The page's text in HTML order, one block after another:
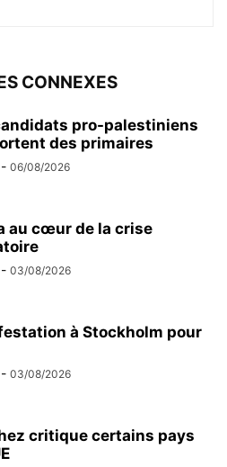
CONNEXES
pro-palestiniens
des primaires
- 06/08/2026
au cœur de la crise
- 03/08/2026
à Stockholm pour
- 03/08/2026
critique certains pays